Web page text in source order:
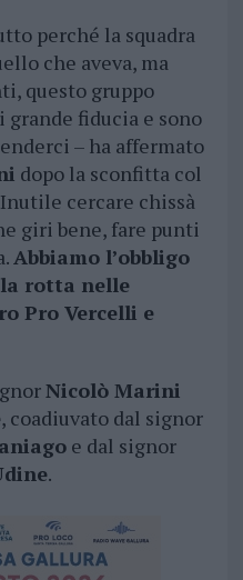
perché la squadra
che aveva, ma
questo gruppo
fiducia e sono
– ha affermato
dopo la sconfitta col
cercare chissà
giri bene, fare punti
Abbiamo l’obbligo
rotta nelle
Pro Vercelli e
Nicolò Marini
, coadiuvato dal signor
e dal signor
.